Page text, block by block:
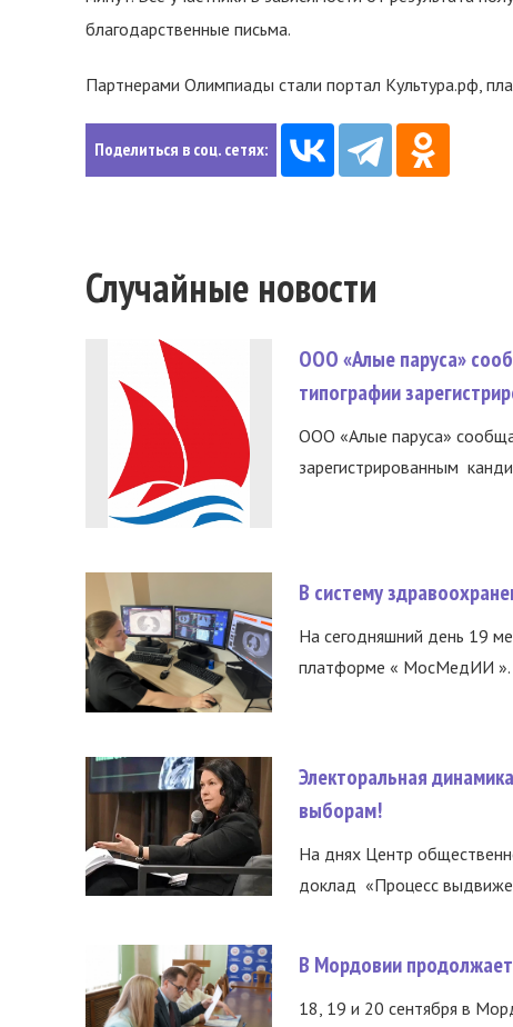
благодарственные письма.
Партнерами Олимпиады стали портал Культура.рф,
Поделиться в соц. сетях:
Случайные новости
ООО «Алые паруса»
типографии
ООО «Алые паруса»
зарегистрированным
В систему
На сегодняшний день 19
платформе « МосМедИИ ».
Электоральная
выборам!
На днях Центр
доклад «Процесс
В Мордовии
18, 19 и 20 сентября в